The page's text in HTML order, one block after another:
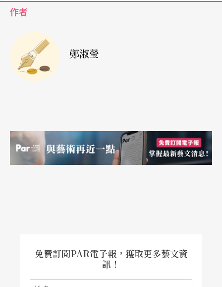
擔任文學顧問外，甄詠蓓也請來台灣優人劇團U2
觀點藝術統籌的張藝生，擔任《遊園》聯合導演。
出身香港的張藝生近年活躍於台灣小劇場，並於佛
行者」，兩人攜手必能打造出充滿表演力及表演力
的迷離花園。 去年《遊園》在香港壽臣戲院首演
時，刻意把觀眾席設在舞台上，要讓觀眾「貼身」
作者
鄭淑瑩
免費訂閱PAR電子報，獲取更多藝文資
訊！